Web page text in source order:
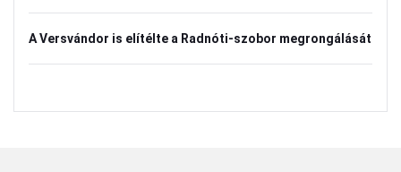
A Versvándor is elítélte a Radnóti-szobor megrongálását